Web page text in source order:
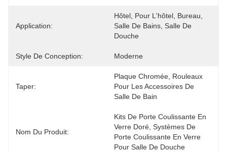
Application:
Hôtel, Pour L'hôtel, Bureau,
Salle De Bains, Salle De
Douche
Style De Conception: Moderne
Taper:
Plaque Chromée, Rouleaux
Pour Les Accessoires De
Salle De Bain
Nom Du Produit:
Kits De Porte Coulissante En
Verre Doré, Systèmes De
Porte Coulissante En Verre
Pour Salle De Douche